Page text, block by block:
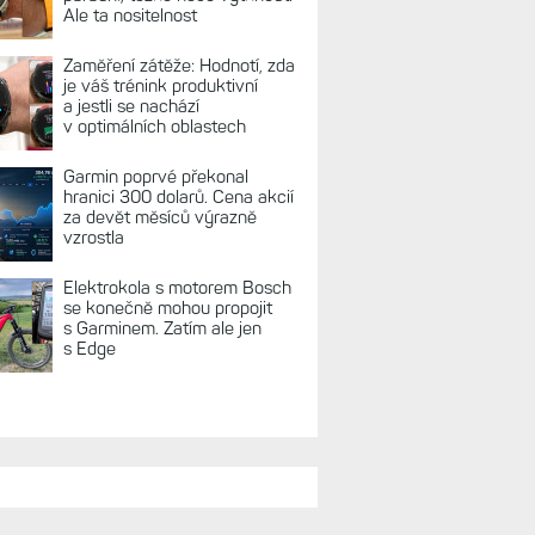
Ale ta nositelnost
Zaměření zátěže: Hodnotí, zda
je váš trénink produktivní
a jestli se nachází
v optimálních oblastech
Garmin poprvé překonal
hranici 300 dolarů. Cena akcií
za devět měsíců výrazně
vzrostla
Elektrokola s motorem Bosch
se konečně mohou propojit
s Garminem. Zatím ale jen
s Edge